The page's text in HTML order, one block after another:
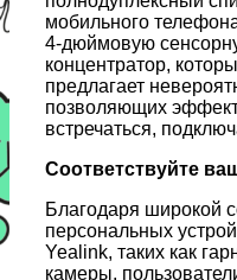
мобильного
4-дюймовую
концентратор,
предлагает
позволяющих
встречаться,
Соответствуйте
Благодаря широкой
персональных
Yealink, таких как
камеры,